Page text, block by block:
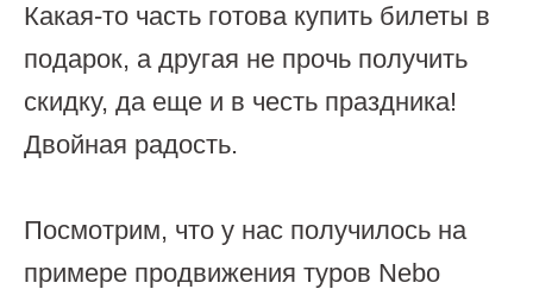
Какая-то часть готова купить билеты в
подарок, а другая не прочь получить
скидку, да еще и в честь праздника!
Двойная радость.
Посмотрим, что у нас получилось на
примере продвижения туров Nebo